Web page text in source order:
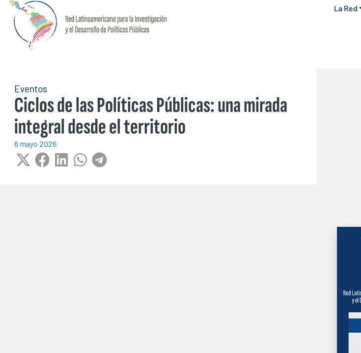
La Red
Eventos
Ciclos de las Políticas Públicas: una mirada
integral desde el territorio
6 mayo 2026